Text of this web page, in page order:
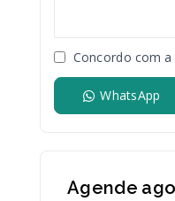
Concordo com a
WhatsApp
Agende